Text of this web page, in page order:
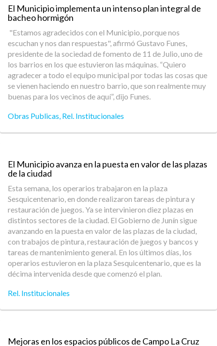
El Municipio implementa un intenso plan integral de
bacheo hormigón
"Estamos agradecidos con el Municipio, porque nos
escuchan y nos dan respuestas", afirmó Gustavo Funes,
presidente de la sociedad de fomento de 11 de Julio, uno de
los barrios en los que estuvieron las máquinas. “Quiero
agradecer a todo el equipo municipal por todas las cosas que
se vienen haciendo en nuestro barrio, que son realmente muy
buenas para los vecinos de aquí”, dijo Funes.
Obras Publicas, Rel. Institucionales
El Municipio avanza en la puesta en valor de las plazas
de la ciudad
Esta semana, los operarios trabajaron en la plaza
Sesquicentenario, en donde realizaron tareas de pintura y
restauración de juegos. Ya se intervinieron diez plazas en
distintos sectores de la ciudad. El Gobierno de Junín sigue
avanzando en la puesta en valor de las plazas de la ciudad,
con trabajos de pintura, restauración de juegos y bancos y
tareas de mantenimiento general. En los últimos días, los
operarios estuvieron en la plaza Sesquicentenario, que es la
décima intervenida desde que comenzó el plan.
Rel. Institucionales
Mejoras en los espacios públicos de Campo La Cruz